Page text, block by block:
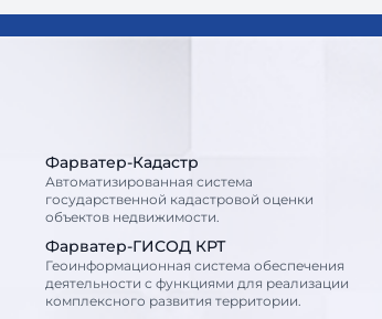
Фарватер-Кадастр
Автоматизированная система
государственной кадастровой оценки
объектов недвижимости.
Фарватер-ГИСОД КРТ
Геоинформационная система обеспечения
деятельности с функциями для реализации
комплексного развития территории.